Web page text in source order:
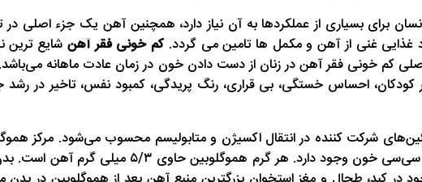
بسیاری از عملکردها به آن نیاز دارد، همچنین آهن یک جزء اصلی
غذایی غنی از آهن و مکمل ها تامین می گردد.کم خونی فقر آهن شایع ترین
خونی فقر آهن در زنان از دست دادن خون در زمان عادت ماهانه می‌باشد.
کودکان، احساس خستگی، بی قراری، رنگ پریدگی، کمبود نفس، تاخیر
شرکت کننده در انتقال اکسیژن و متابولیسم محسوب می‌شود. مرکز